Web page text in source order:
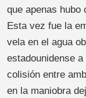
que apenas hubo
Esta vez fue la
vela en el agua
estadounidense
colisión entre
en la maniobra